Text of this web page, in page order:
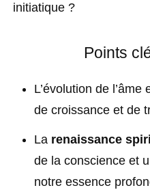
initiatique ?
Points
L’évolution de l’âme
de croissance et de
La renaissance
de la conscience et
notre essence